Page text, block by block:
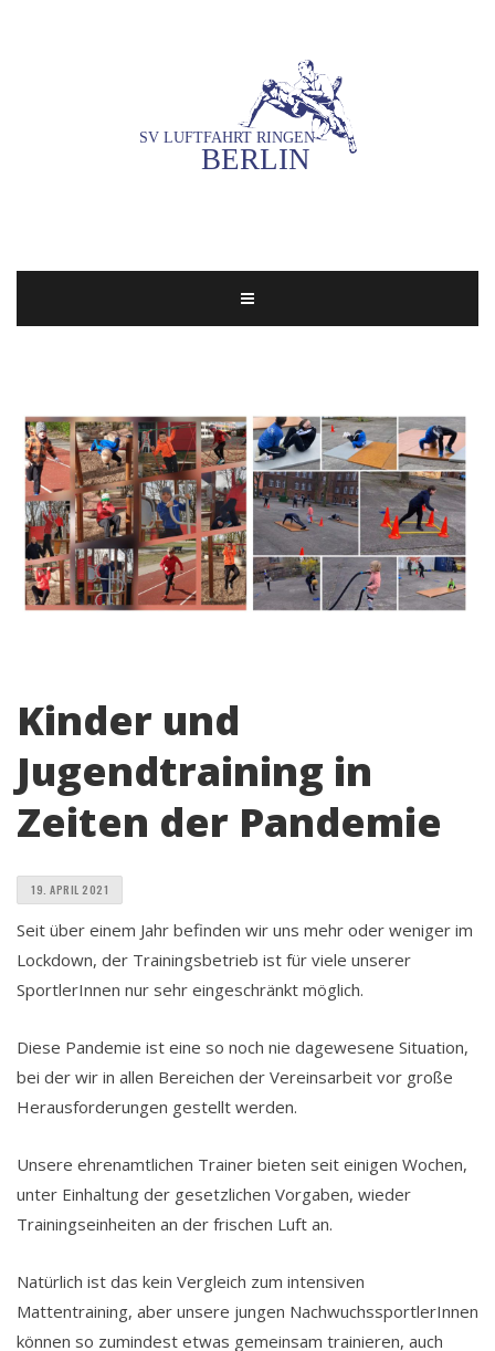
Kinder und
Jugendtraining in
Zeiten der Pandemie
19. APRIL 2021
Seit über einem Jahr befinden wir uns mehr oder weniger im
Lockdown, der Trainingsbetrieb ist für viele unserer
SportlerInnen nur sehr eingeschränkt möglich.
Diese Pandemie ist eine so noch nie dagewesene Situation,
bei der wir in allen Bereichen der Vereinsarbeit vor große
Herausforderungen gestellt werden.
Unsere ehrenamtlichen Trainer bieten seit einigen Wochen,
unter Einhaltung der gesetzlichen Vorgaben, wieder
Trainingseinheiten an der frischen Luft an.
Natürlich ist das kein Vergleich zum intensiven
Mattentraining, aber unsere jungen NachwuchssportlerInnen
können so zumindest etwas gemeinsam trainieren, auch